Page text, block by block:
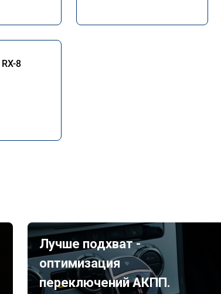
RX-8
Лучше подхват -
оптимизация
переключений АКПП.